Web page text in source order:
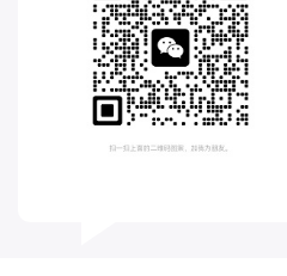
DS
DS
DS-进口
东南